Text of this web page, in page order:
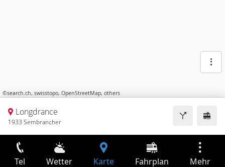
©search.ch, swisstopo, OpenStreetMap, others
Longdrance
1933 Sembrancher
Tel Wetter Karte Fahrplan Mehr